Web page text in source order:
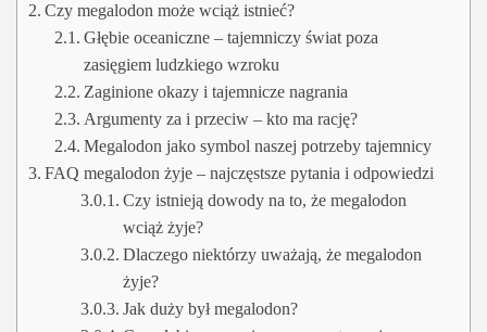
Czy megalodon może wciąż istnieć?
Głębie oceaniczne – tajemniczy świat poza
zasięgiem ludzkiego wzroku
Zaginione okazy i tajemnicze nagrania
Argumenty za i przeciw – kto ma rację?
Megalodon jako symbol naszej potrzeby tajemnicy
FAQ megalodon żyje – najczęstsze pytania i odpowiedzi
Czy istnieją dowody na to, że megalodon
wciąż żyje?
Dlaczego niektórzy uważają, że megalodon
żyje?
Jak duży był megalodon?